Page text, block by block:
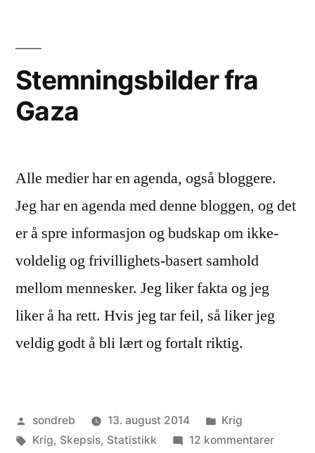
Stemningsbilder fra
Gaza
Alle medier har en agenda, også bloggere.
Jeg har en agenda med denne bloggen, og det
er å spre informasjon og budskap om ikke-
voldelig og frivillighets-basert samhold
mellom mennesker. Jeg liker fakta og jeg
liker å ha rett. Hvis jeg tar feil, så liker jeg
veldig godt å bli lært og fortalt riktig.
Publisert
av
sondreb 13. august 2014
Publisert
i
Krig
Stikkord:
Krig, Skepsis, Statistikk 12 kommentarertil